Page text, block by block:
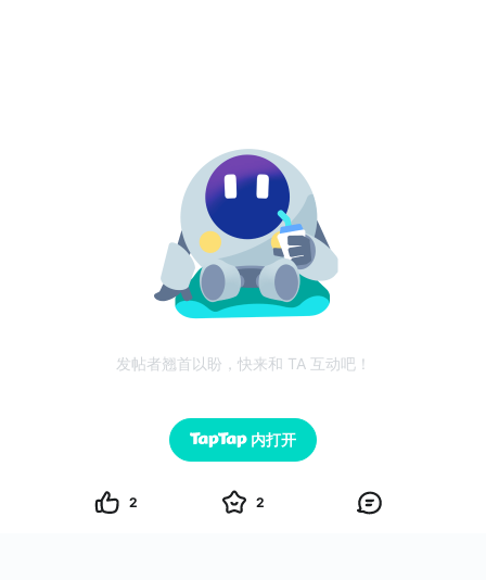
发帖者翘首以盼，快来和 TA 互动吧！
2 2
内打开